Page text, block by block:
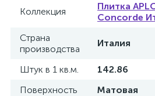
Коллекция
Плитка
Concorde
Страна
производства
Италия
Штук в 1 кв.м.
142.86
Поверхность
Матовая